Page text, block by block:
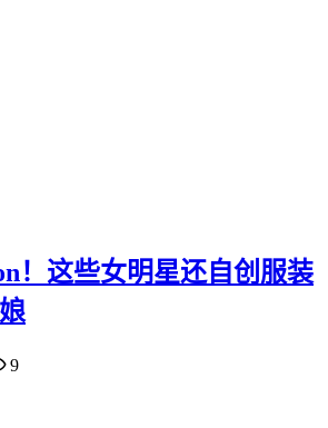
！这些女明星还自创服装
9